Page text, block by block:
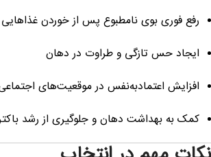
رفع فوری بوی نامطبوع پس از خوردن غذاهایی
ایجاد حس تازگی و طراوت در دهان
افزایش اعتمادبه‌نفس در موقعیت‌های
کمک به بهداشت دهان و جلوگیری از رشد